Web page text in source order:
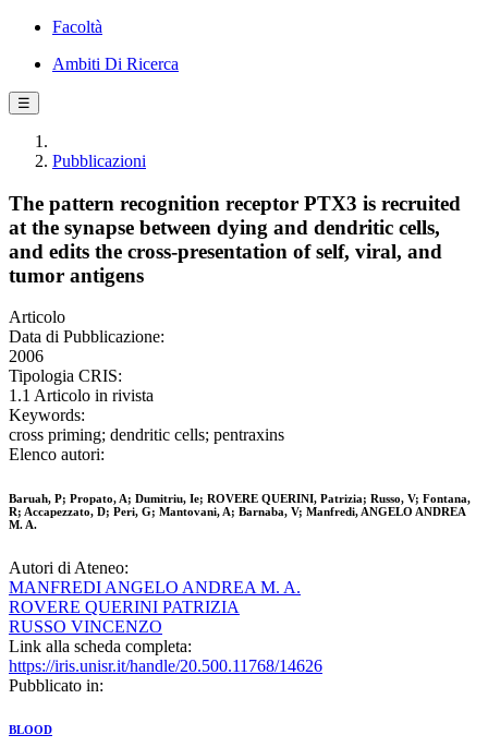
Facoltà
Ambiti Di Ricerca
☰
Pubblicazioni
The pattern recognition receptor PTX3 is recruited
at the synapse between dying and dendritic cells,
and edits the cross-presentation of self, viral, and
tumor antigens
Articolo
Data di Pubblicazione:
2006
Tipologia CRIS:
1.1 Articolo in rivista
Keywords:
cross priming; dendritic cells; pentraxins
Elenco autori:
Baruah, P; Propato, A; Dumitriu, Ie; ROVERE QUERINI, Patrizia; Russo, V; Fontana,
R; Accapezzato, D; Peri, G; Mantovani, A; Barnaba, V; Manfredi, ANGELO ANDREA
M. A.
Autori di Ateneo:
MANFREDI ANGELO ANDREA M. A.
ROVERE QUERINI PATRIZIA
RUSSO VINCENZO
Link alla scheda completa:
https://iris.unisr.it/handle/20.500.11768/14626
Pubblicato in:
BLOOD